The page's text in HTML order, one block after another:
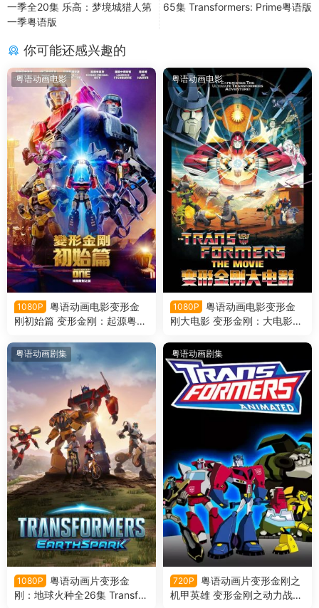
一季全20集 乐高：梦境城猎人第
一季粤语版
65集 Transformers: Prime粤语版
你可能还感兴趣的
粤语动画电影
1080P
粤语动画电影变形金
刚初始篇 变形金刚：起源粤语
粤语动画电影
1080P
粤语动画电影变形金
刚大电影 变形金刚：大电影粤
粤语动画剧集
1080P
粤语动画片变形金
刚：地球火种全26集 Transfor
粤语动画剧集
720P
粤语动画片变形金刚之
机甲英雄 变形金刚之动力战士